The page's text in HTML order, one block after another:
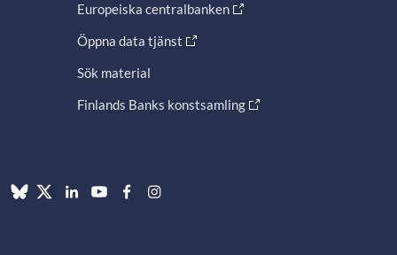
Europeiska centralbanken
Öppna data tjänst
Sök material
Finlands Banks konstsamling